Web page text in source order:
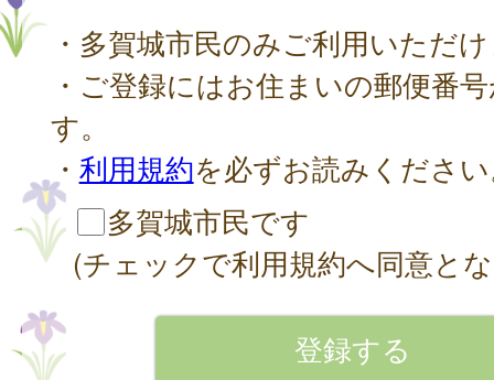
・多賀城市民のみご利用いただ
・ご登録にはお住まいの郵便番
す。
・ 利用規約を必ずお読みくださ
多賀城市民です
(チェックで利用規約へ同意と